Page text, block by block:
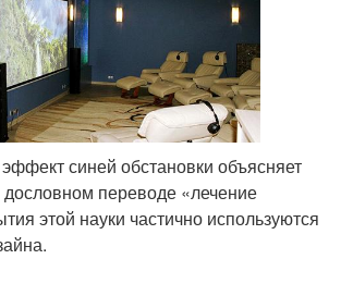
синей обстановки объясняет
переводе «лечение
этой науки частично используются